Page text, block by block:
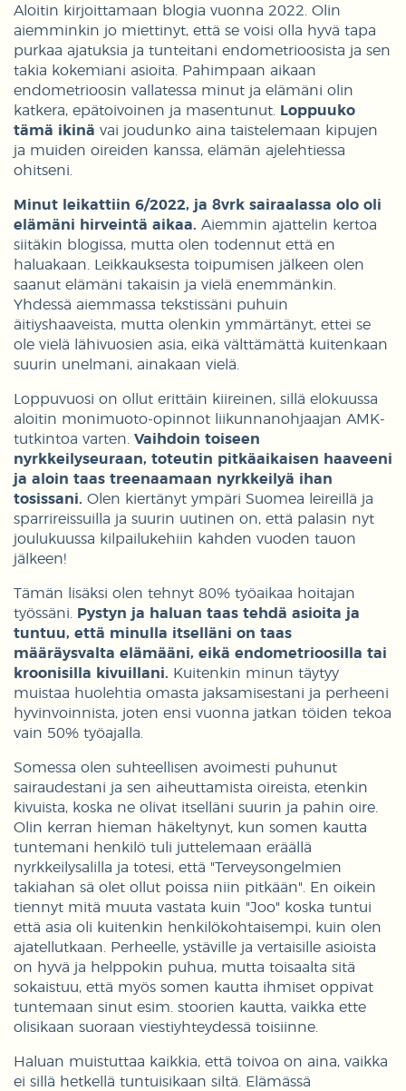
Aloitin kirjoittamaan blogia vuonna 2022. Olin
aiemminkin jo miettinyt, että se voisi olla hyvä tapa
purkaa ajatuksia ja tunteitani endometrioosista ja sen
takia kokemiani asioita. Pahimpaan aikaan
endometrioosin vallatessa minut ja elämäni olin
katkera, epätoivoinen ja masentunut.
Loppuuko
tämä ikinä vai joudunko aina taistelemaan kipujen
ja muiden oireiden kanssa, elämän ajelehtiessa
ohitseni.
Minut leikattiin 6/2022, ja 8vrk sairaalassa olo oli
elämäni hirveintä aikaa. Aiemmin ajattelin kertoa
siitäkin blogissa, mutta olen todennut että en
haluakaan. Leikkauksesta toipumisen jälkeen olen
saanut elämäni takaisin ja vielä enemmänkin.
Yhdessä aiemmassa tekstissäni puhuin
äitiyshaaveista, mutta olenkin ymmärtänyt, ettei se
ole vielä lähivuosien asia, eikä välttämättä kuitenkaan
suurin unelmani, ainakaan vielä.
Loppuvuosi on ollut erittäin kiireinen, sillä elokuussa
aloitin monimuoto-opinnot liikunnanohjaajan AMK-
tutkintoa varten. Vaihdoin toiseen
nyrkkeilyseuraan, toteutin pitkäaikaisen haaveeni
ja aloin taas treenaamaan nyrkkeilyä ihan
tosissani. Olen kiertänyt ympäri Suomea leireillä ja
sparrireissuilla ja suurin uutinen on, että palasin nyt
joulukuussa kilpailukehiin kahden vuoden tauon
jälkeen!
Tämän lisäksi olen tehnyt 80% työaikaa hoitajan
työssäni.
Pystyn ja haluan taas tehdä asioita ja
tuntuu, että minulla itselläni on taas
määräysvalta elämääni, eikä endometrioosilla tai
kroonisilla kivuillani. Kuitenkin minun täytyy
muistaa huolehtia omasta jaksamisestani ja perheeni
hyvinvoinnista, joten ensi vuonna jatkan töiden tekoa
vain 50% työajalla.
Somessa olen suhteellisen avoimesti puhunut
sairaudestani ja sen aiheuttamista oireista, etenkin
kivuista, koska ne olivat itselläni suurin ja pahin oire.
Olin kerran hieman häkeltynyt, kun somen kautta
tuntemani henkilö tuli juttelemaan eräällä
nyrkkeilysalilla ja totesi, että "Terveysongelmien
takiahan sä olet ollut poissa niin pitkään". En oikein
tiennyt mitä muuta vastata kuin "Joo" koska tuntui
että asia oli kuitenkin henkilökohtaisempi, kuin olen
ajatellutkaan. Perheelle, ystäville ja vertaisille asioista
on hyvä ja helppokin puhua, mutta toisaalta sitä
sokaistuu, että myös somen kautta ihmiset oppivat
tuntemaan sinut esim. stoorien kautta, vaikka ette
olisikaan suoraan viestiyhteydessä toisiinne.
Haluan muistuttaa kaikkia, että toivoa on aina, vaikka
ei sillä hetkellä tuntuisikaan siltä. Elämässä